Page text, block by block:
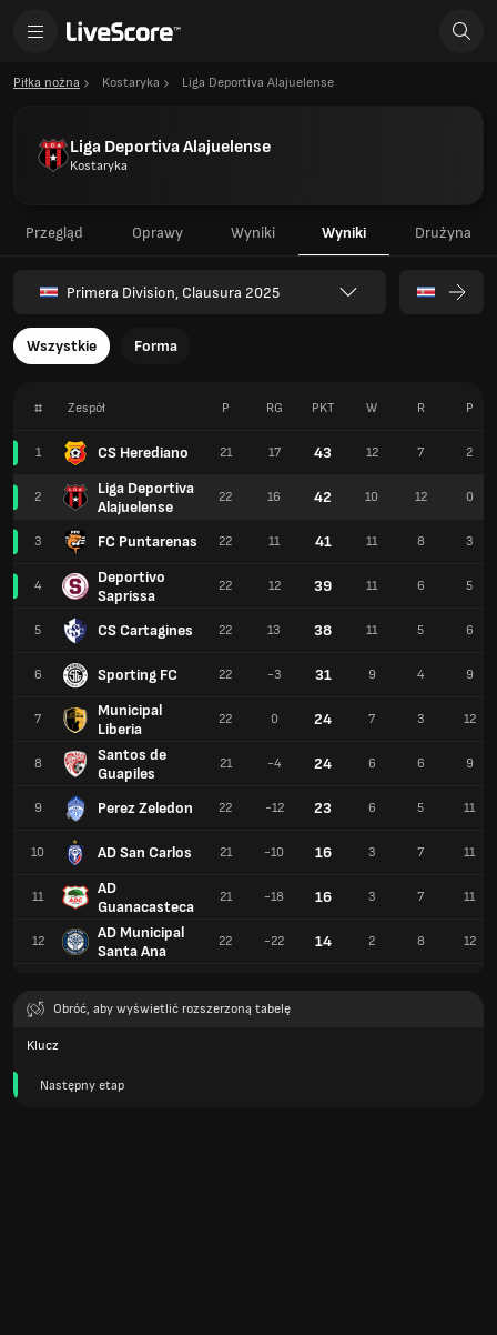
Piłka nożna Kostaryka Liga Deportiva Alajuelense
Liga Deportiva Alajuelense
Kostaryka
Przegląd Oprawy Wyniki Wyniki Drużyna
Primera Division, Clausura 2025
Wszystkie Forma
# Zespół
1 CS Herediano
2
Liga Deportiva
Alajuelense
3 FC Puntarenas
4
Deportivo
Saprissa
5 CS Cartagines
6 Sporting FC
7
Municipal
Liberia
8
Santos de
Guapiles
9 Perez Zeledon
10 AD San Carlos
11
AD
Guanacasteca
12
AD Municipal
Santa Ana
P RG PKT W R P
21 17 43 12 7 2
22 16 42 10 12 0
22 11 41 11 8 3
22 12 39 11 6 5
22 13 38 11 5 6
22 -3 31 9 4 9
22 0 24 7 3 12
21 -4 24 6 6 9
22 -12 23 6 5 11
21 -10 16 3 7 11
21 -18 16 3 7 11
22 -22 14 2 8 12
Obróć, aby wyświetlić rozszerzoną tabelę
Klucz
Następny etap